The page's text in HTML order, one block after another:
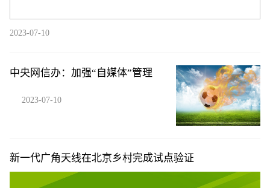
2023-07-10
中央网信办：加强“自媒体”管理
2023-07-10
新一代广角天线在北京乡村完成试点验证